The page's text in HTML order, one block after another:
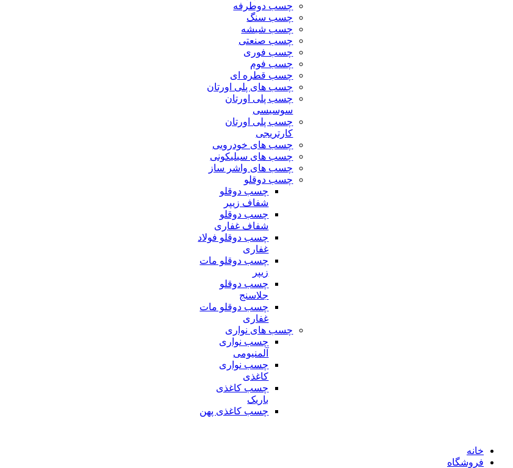
چسب دوطرفه
چسب سنگ
چسب شیشه
چسب صنعتی
چسب فوری
چسب فوم
چسب قطره ای
چسب های پلی اورتان
چسب پلی اورتان
سوسیسی
چسب پلی اورتان
کارتریجی
چسب های خودرویی
چسب های سیلیکونی
چسب های واشر ساز
چسب دوقلو
چسب دوقلو
شفاف زیپر
چسب دوقلو
شفاف غفاری
چسب دوقلو فولاد
غفاری
چسب دوقلو مات
زیپر
چسب دوقلو
جلاسنج
چسب دوقلو مات
غفاری
چسب های نواری
چسب نواری
آلمنیومی
چسب نواری
کاغذی
چسب کاغذی
باریک
چسب کاغذی پهن
خانه
فروشگاه